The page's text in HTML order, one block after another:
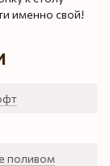
именно свой!
поливом